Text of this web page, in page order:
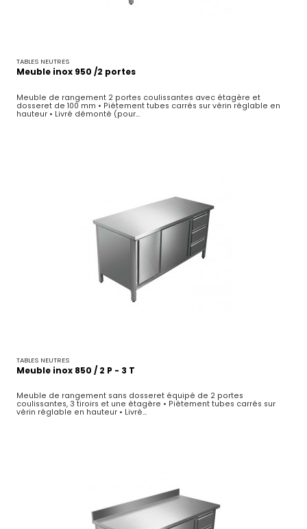
TABLES NEUTRES
Meuble inox 950 /2 portes
Meuble de rangement 2 portes coulissantes avec étagère et
dosseret de 100 mm • Piétement tubes carrés sur vérin réglable en
hauteur • Livré démonté (pour...
TABLES NEUTRES
Meuble inox 850 / 2 P - 3 T
Meuble de rangement sans dosseret équipé de 2 portes
coulissantes, 3 tiroirs et une étagère • Piétement tubes carrés sur
vérin réglable en hauteur • Livré...